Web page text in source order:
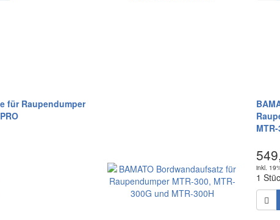
für Raupendumper
inkl.
1